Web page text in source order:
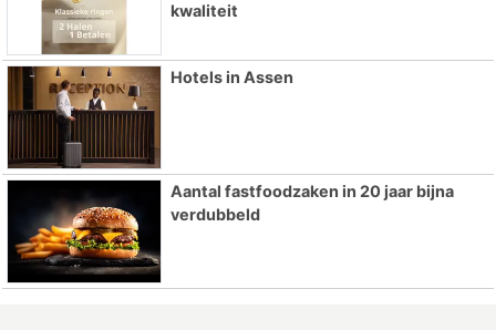
kwaliteit
Hotels in Assen
Aantal fastfoodzaken in 20 jaar bijna
verdubbeld